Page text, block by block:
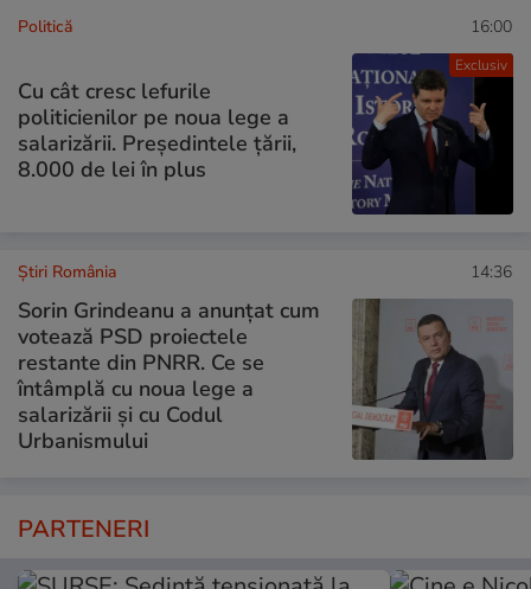
Exclusiv
Politică 16:00
Cu cât cresc lefurile
politicienilor pe noua lege a
salarizării. Președintele țării,
8.000 de lei în plus
Știri România 14:36
Sorin Grindeanu a anunțat cum
votează PSD proiectele
restante din PNRR. Ce se
întâmplă cu noua lege a
salarizării și cu Codul
Urbanismului
PARTENERI